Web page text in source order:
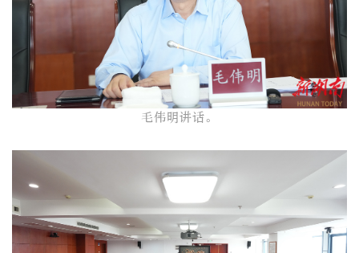
毛伟明讲话。​